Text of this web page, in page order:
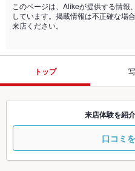
このページは、Alikeが提供する情
しています。掲載情報は不正確な場
来店ください。
トップ
来店体験を紹
口コミ